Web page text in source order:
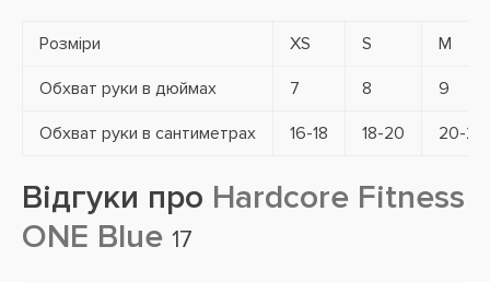
Розміри XS S M
Обхват руки в дюймах 7 8 9
Обхват руки в сантиметрах 16-18 18-20 20-21
Відгуки про Hardcore Fitness
ONE Blue 17